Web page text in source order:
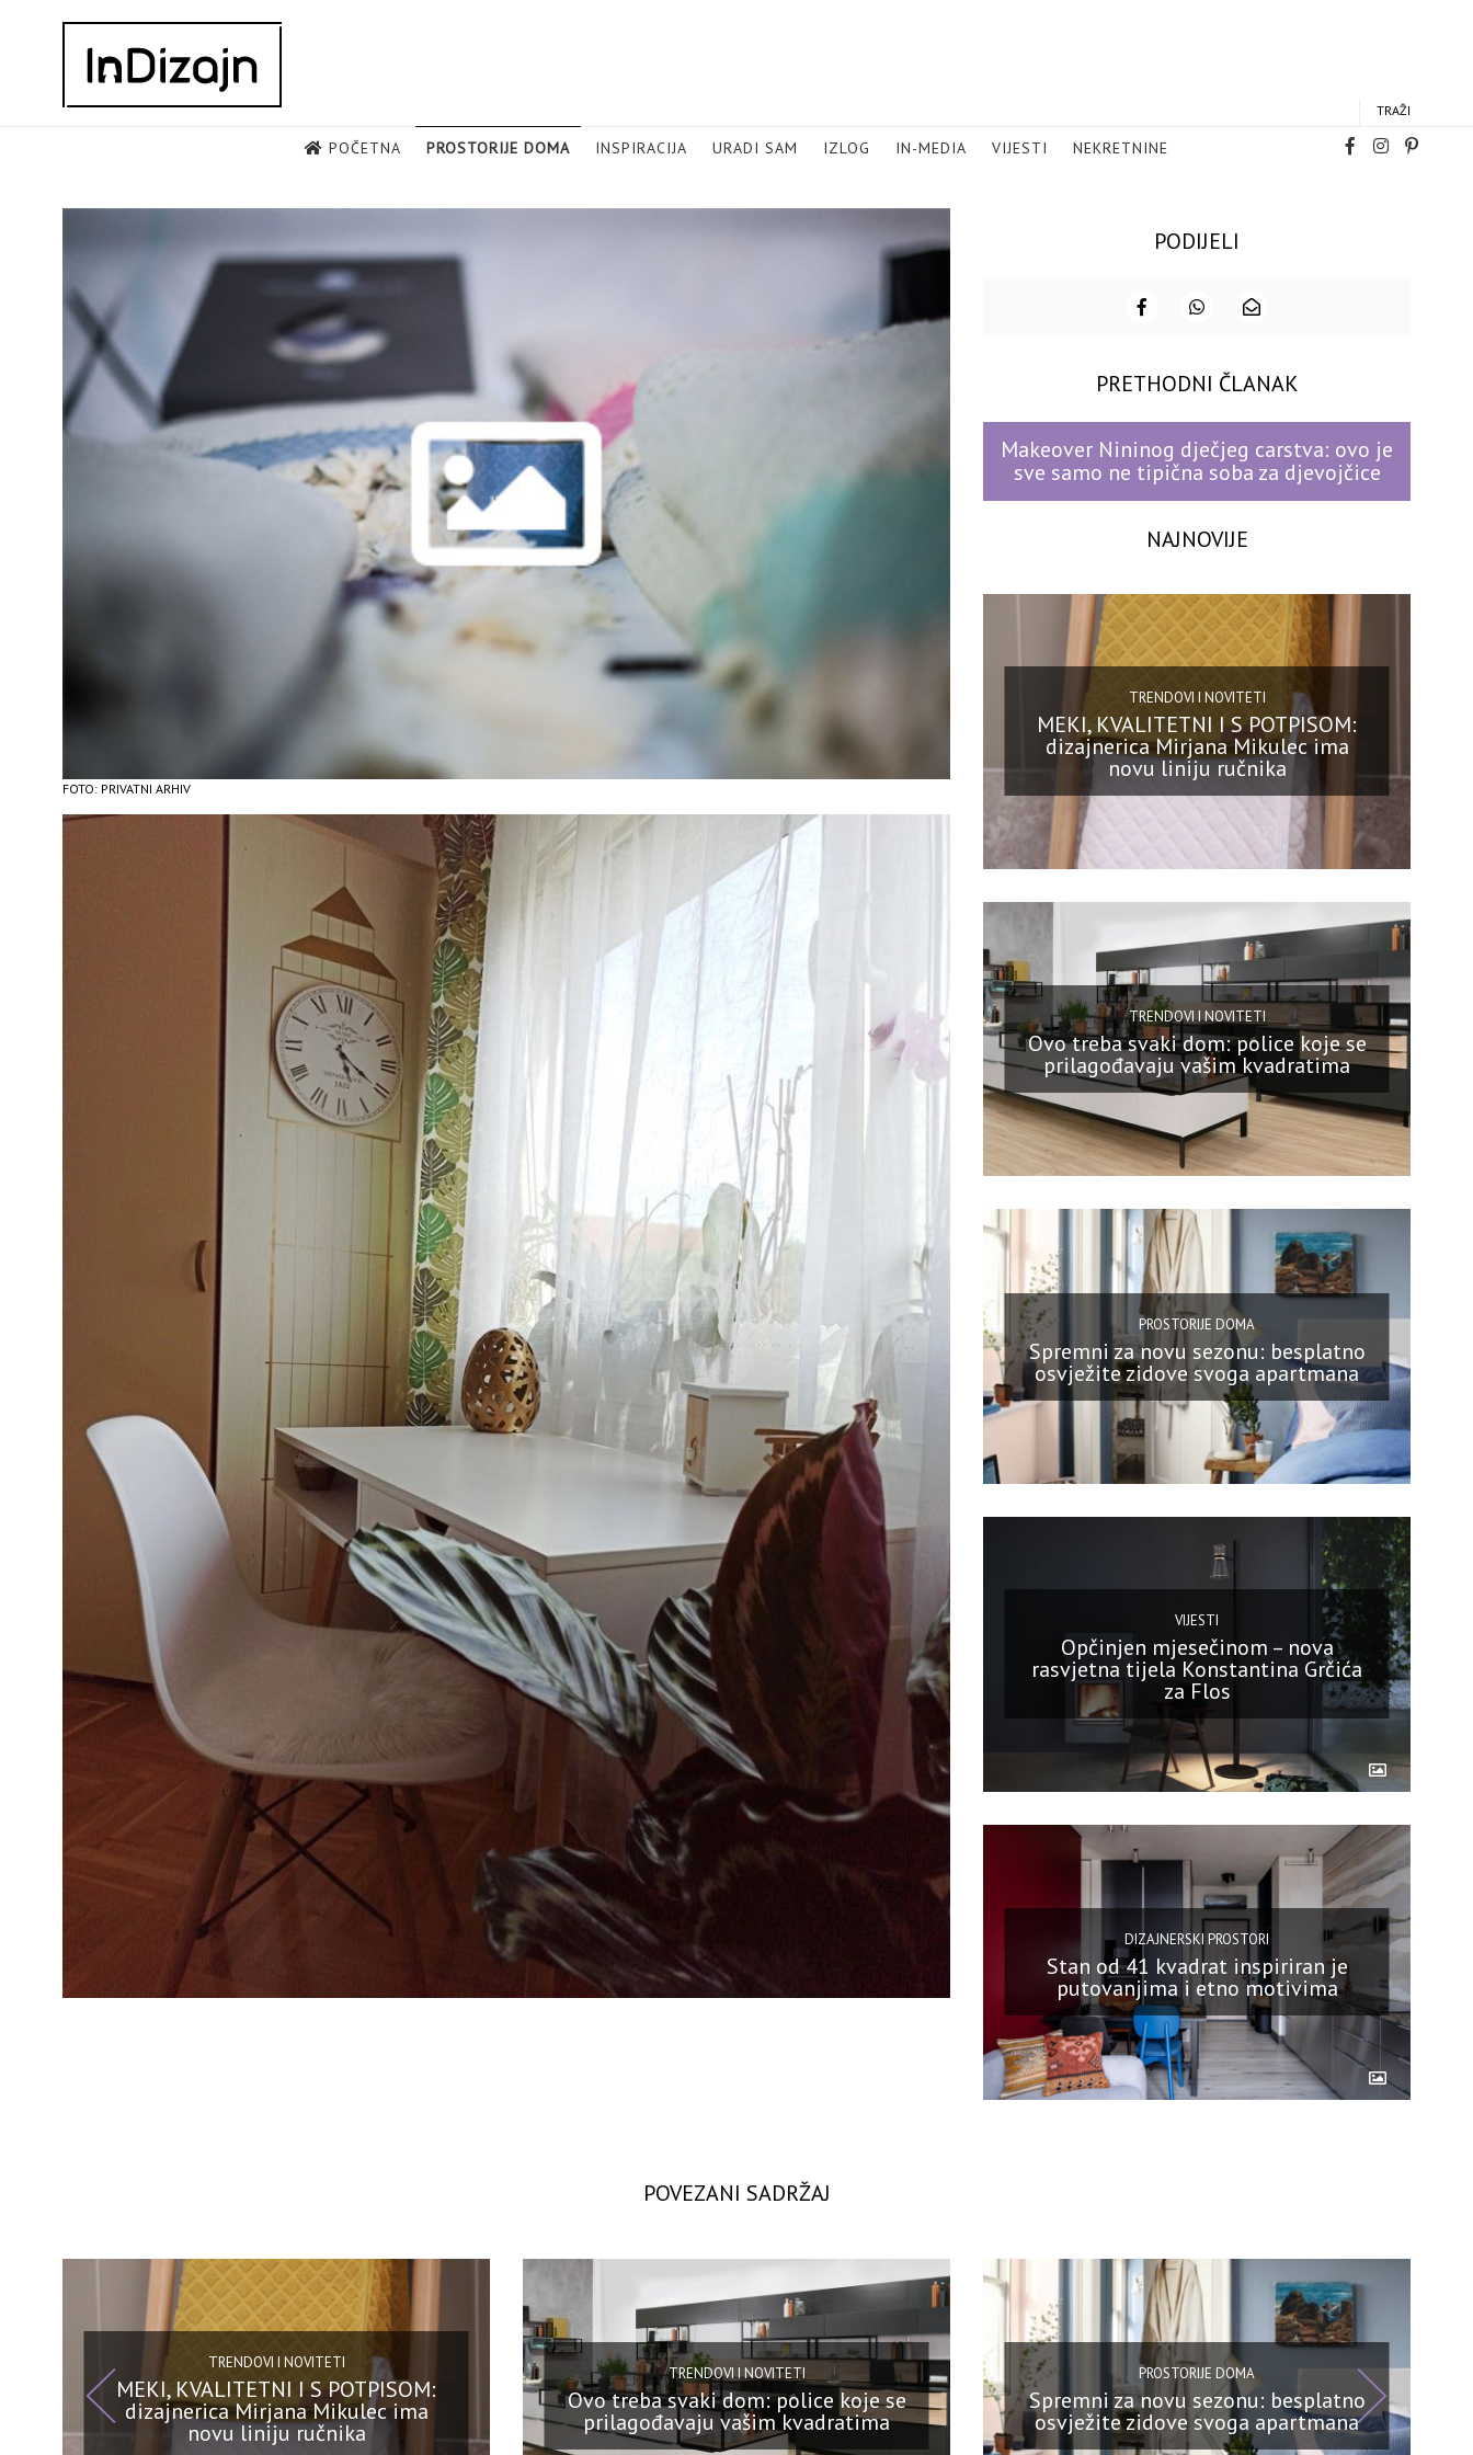
TRAŽI
POČETNA PROSTORIJE DOMA INSPIRACIJA URADI SAM IZLOG IN-MEDIA VIJESTI NEKRETNINE
FOTO: PRIVATNI ARHIV
PODIJELI
PRETHODNI ČLANAK
Makeover Nininog dječjeg carstva: ovo je
sve samo ne tipična soba za djevojčice
NAJNOVIJE
TRENDOVI I NOVITETI
MEKI, KVALITETNI I S POTPISOM:
dizajnerica Mirjana Mikulec ima
novu liniju ručnika
TRENDOVI I NOVITETI
Ovo treba svaki dom: police koje se
prilagođavaju vašim kvadratima
PROSTORIJE DOMA
Spremni za novu sezonu: besplatno
osvježite zidove svoga apartmana
VIJESTI
Opčinjen mjesečinom – nova
rasvjetna tijela Konstantina Grčića
za Flos
DIZAJNERSKI PROSTORI
Stan od 41 kvadrat inspiriran je
putovanjima i etno motivima
POVEZANI SADRŽAJ
TRENDOVI I NOVITETI
MEKI, KVALITETNI I S POTPISOM:
dizajnerica Mirjana Mikulec ima
novu liniju ručnika
TRENDOVI I NOVITETI
Ovo treba svaki dom: police koje se
prilagođavaju vašim kvadratima
PROSTORIJE DOMA
Spremni za novu sezonu: besplatno
osvježite zidove svoga apartmana